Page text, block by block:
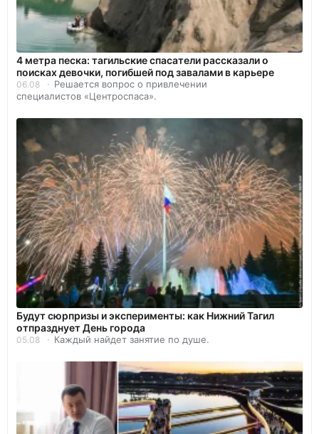
4 метра песка: тагильские спасатели рассказали о
поисках девочки, погибшей под завалами в карьере
06.08
Решается вопрос о привлечении
специалистов «Центроспаса».
Будут сюрпризы и эксперименты: как Нижний Тагил
отпразднует День города
05.08 Каждый найдет занятие по душе.